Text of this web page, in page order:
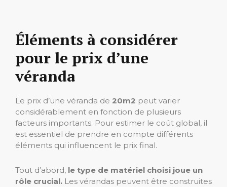
Éléments à considérer
pour le prix d’une
véranda
Le prix d’une véranda de 20m2 peut varier
considérablement en fonction de plusieurs
facteurs importants. Pour estimer le coût global, il
est essentiel de prendre en compte différents
éléments qui influencent le prix final.
Tout d’abord, le type de matériel choisi joue un
rôle crucial. Les vérandas peuvent être construites